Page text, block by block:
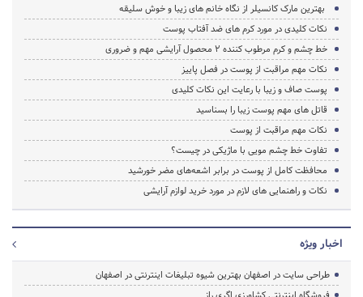
بهترین مارک کانسیلر از نگاه خانم های زیبا و خوش سلیقه
نکات کلیدی در مورد کرم های ضد آفتاب پوست
خط چشم و کرم مرطوب کننده 2 محصول آرایشی مهم و ضروری
نکات مهم مراقبت از پوست در فصل پاییز
پوست صاف و زیبا با رعایت این نکات کلیدی
قاتل های مهم پوست زیبا را بسناسید
نکات مهم مراقبت از پوست
تفاوت خط چشم مویی با ماژیکی در چیست؟
محافظت کامل از پوست در برابر اشعه‌های مضر خورشید
نکات و راهنمایی های لازم در مورد خرید لوازم آرایشی
اخبار ویژه
طراحی سایت در اصفهان بهترین شیوه تبلیغات اینترنتی در اصفهان